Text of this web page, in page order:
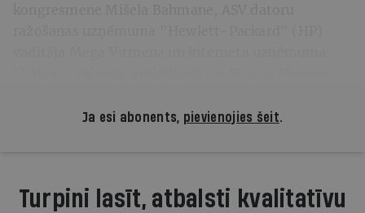
Ja esi abonents, pievienojies šeit.
Turpini lasīt, atbalsti kvalitatīvu